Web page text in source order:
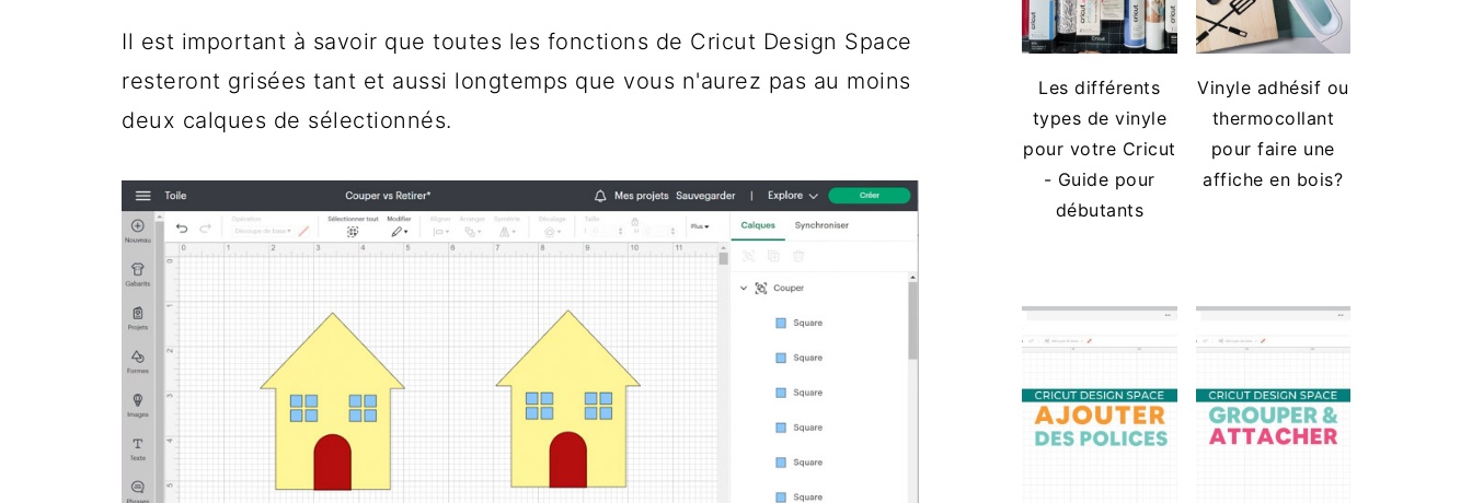
Il est important à savoir que toutes les fonctions de Cricut Design Space
resteront grisées tant et aussi longtemps que vous n'aurez pas au moins
deux calques de sélectionnés.
Les différents
types de vinyle
pour votre Cricut
- Guide pour
débutants
Vinyle adhésif ou
thermocollant
pour faire une
affiche en bois?